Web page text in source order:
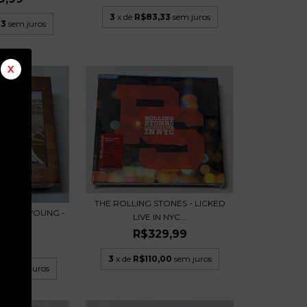
X
sem juros
3 x de R$83,33 sem juros
& YOUNG -
sem juros
THE ROLLING STONES - LICKED
LIVE IN NYC...
R$329,99
3 x de R$110,00 sem juros